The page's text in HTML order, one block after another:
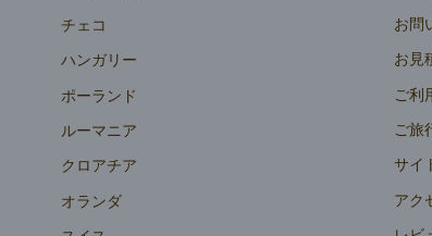
チェコ
ハンガリー
ポーランド
ルーマニア
クロアチア
オランダ
お問
お見
ご利
ご旅
サイ
アク